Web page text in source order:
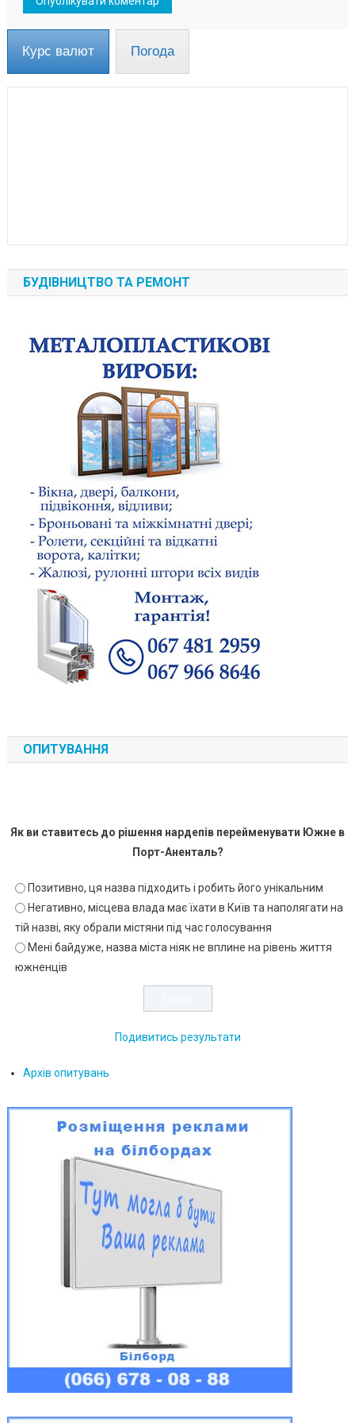
Курс валют Погода
БУДІВНИЦТВО ТА РЕМОНТ
ОПИТУВАННЯ
Як ви ставитесь до рішення нардепів перейменувати Южне в
Порт-Аненталь?
Позитивно, ця назва підходить і робить його унікальним
Негативно, місцева влада має їхати в Київ та наполягати на
тій назві, яку обрали містяни під час голосування
Мені байдуже, назва міста ніяк не вплине на рівень життя
южненців
Подивитись результати
Архів опитувань